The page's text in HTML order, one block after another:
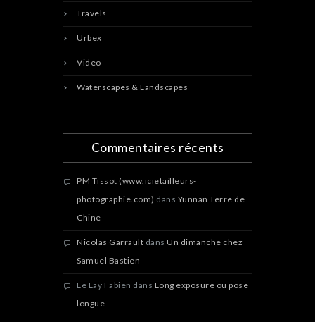
Travels
Urbex
Video
Waterscapes & Landscapes
Commentaires récents
PM Tissot (www.icietailleurs-
photographie.com) dans Yunnan Terre de
Chine
Nicolas Garrault dans Un dimanche chez
Samuel Bastien
Le Lay Fabien dans Long exposure ou pose
longue